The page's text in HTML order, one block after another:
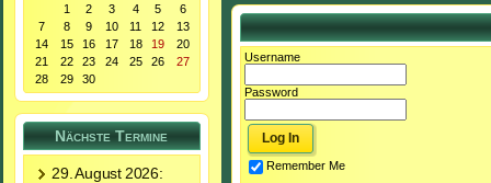
1 2 3 4 5
6
7
8 9 10 11 12
13
14
15 16 17 18 19
20
21
22 23 24 25 26
27
28
29 30
Nächste Termine
29. August 2026:
Username
Password
Remember Me